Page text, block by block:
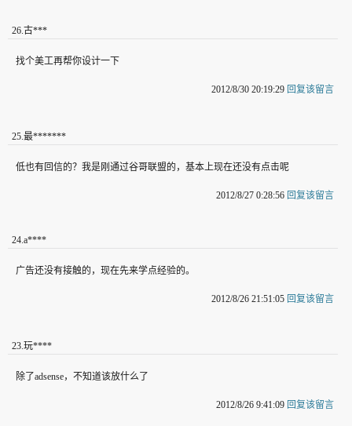
26.古***
找个美工再帮你设计一下
2012/8/30 20:19:29 回复该留言
25.最*******
低也有回信的？我是刚通过谷哥联盟的，基本上现在还没有点击呢
2012/8/27 0:28:56 回复该留言
24.a****
广告还没有接触的，现在先来学点经验的。
2012/8/26 21:51:05 回复该留言
23.玩****
除了adsense，不知道该放什么了
2012/8/26 9:41:09 回复该留言